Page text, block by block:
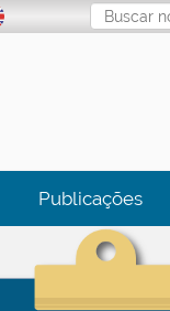
Publicações